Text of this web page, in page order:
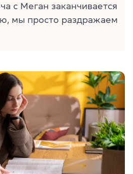
с Меган заканчивается
мы просто раздражаем